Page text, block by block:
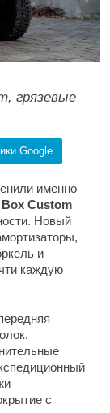
грязевые
Google
именно
Custom
Новый
и
каждую
с